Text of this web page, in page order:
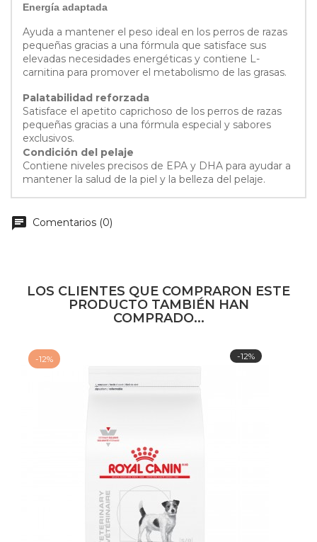
Energía adaptada
Ayuda a mantener el peso ideal en los perros de razas
pequeñas gracias a una fórmula que satisface sus
elevadas necesidades energéticas y contiene L-
carnitina para promover el metabolismo de las grasas.
Palatabilidad reforzada
Satisface el apetito caprichoso de los perros de razas
pequeñas gracias a una fórmula especial y sabores
exclusivos.
Condición del pelaje
Contiene niveles precisos de EPA y DHA para ayudar a
mantener la salud de la piel y la belleza del pelaje.
chat Comentarios (0)
LOS CLIENTES QUE COMPRARON ESTE
PRODUCTO TAMBIÉN HAN
COMPRADO...
-12%
-12%